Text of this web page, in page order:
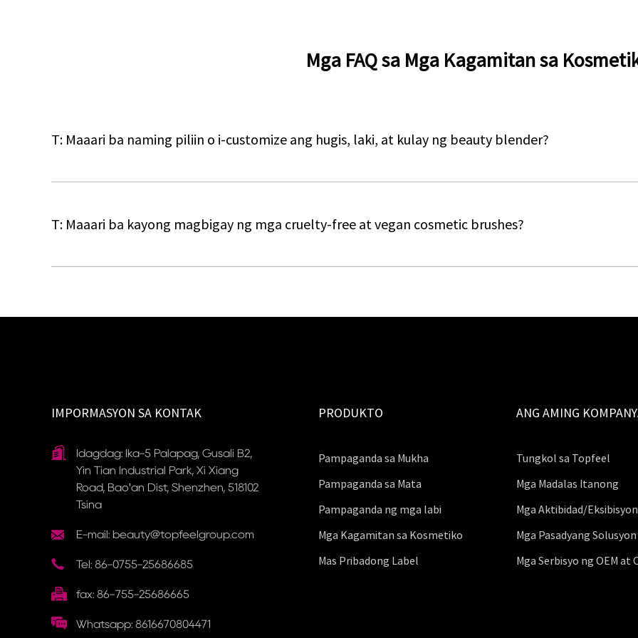
Mga FAQ sa Mga Kagamitan sa
T: Maaari ba naming piliin o i-customize ang hugis, laki, at kulay ng beauty blender?
T: Maaari ba kayong magbigay ng mga cruelty-free at vegan cosmetic brushes?
IMPORMASYON SA KONTAK
Idagdag: Ika-5 Palapag, Gusali B2,
Yin Tian Industrial Park, Xi Xiang
Road, Bao'an Dist, Shenzhen, 518102
Tsina
E-mail: beauty@topfeelgroup.com
Tel: 86-0755-25686685
fax: 86-755-25686665
Whatsapp: 8616670804471
PRODUKTO
Pampaganda sa Mukha
Pampaganda sa Mata
Pampaganda ng mga labi
Mga Kagamitan sa Kosmetiko
Mas Pribadong Label
ANG AMING
Tungkol sa Topfeel
Mga Madalas Itanong
Mga Aktibidad/Eksibisyon
Mga Pasadyang Solusyon
Mga Serbisyo ng OEM at